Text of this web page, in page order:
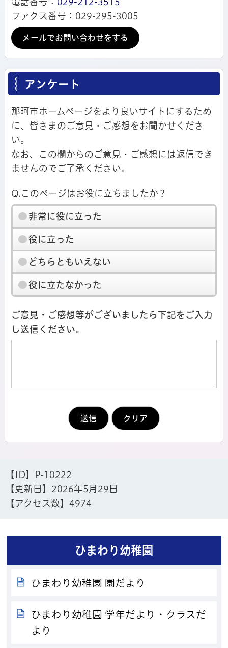
ファクス番号：029-295-3005
メールでお問い合わせをする
アンケート
那珂市ホームページをより良いサイトにするため
に、皆さまのご意見・ご感想をお聞かせくださ
い。
なお、この欄からのご意見・ご感想には返信でき
ませんのでご了承ください。
Q.このページはお役に立ちましたか？
非常に役に立った
役に立った
どちらともいえない
役に立たなかった
ご意見・ご感想等がございましたら下記をご入力
し送信ください。
【ID】
P-10222
【更新日】 2026年5月29日
【アクセス数】4974
ひまわり幼稚園
ひまわり幼稚園 園だより
ひまわり幼稚園 学年だより・クラスだ
より